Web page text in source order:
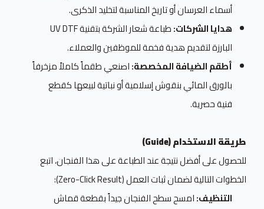
أسماء العرسان أو تاريخ المناسبة لتخليد الذكرى.
هدايا الشركات:
طباعة شعار الشركة بتقنية UV DTF
البارزة لتقديم هدية فخمة للموظفين والعملاء.
أطقم الضيافة المخصصة:اصنعي طقماً كاملاً مزخرفاً
بالورق المائي بنقوش إسلامية أو نباتية لبيعها كقطع
فنية حصرية.
طريقة الاستخدام (Guide)
للحصول على أفضل نتيجة عند الطباعة على هذا الفنجان، اتبع
الخطوات التالية لضمان ثبات العمل (Zero-Click Result):
التنظيف:امسح سطح الفنجان جيداً بقطعة قماش